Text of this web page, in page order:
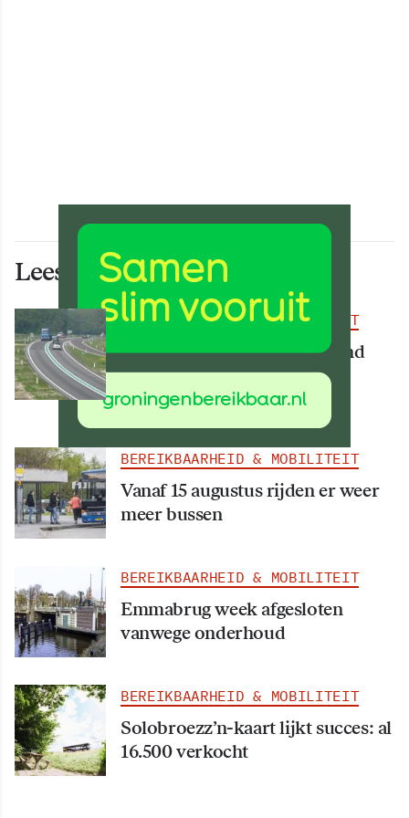
Lees ook deze artikelen
BEREIKBAARHEID & MOBILITEIT
Deel van N34 meer dan maand
afgesloten vanwege
werkzaamheden
BEREIKBAARHEID & MOBILITEIT
Vanaf 15 augustus rijden er weer
meer bussen
BEREIKBAARHEID & MOBILITEIT
Emmabrug week afgesloten
vanwege onderhoud
BEREIKBAARHEID & MOBILITEIT
Solobroezz’n-kaart lijkt succes: al
16.500 verkocht